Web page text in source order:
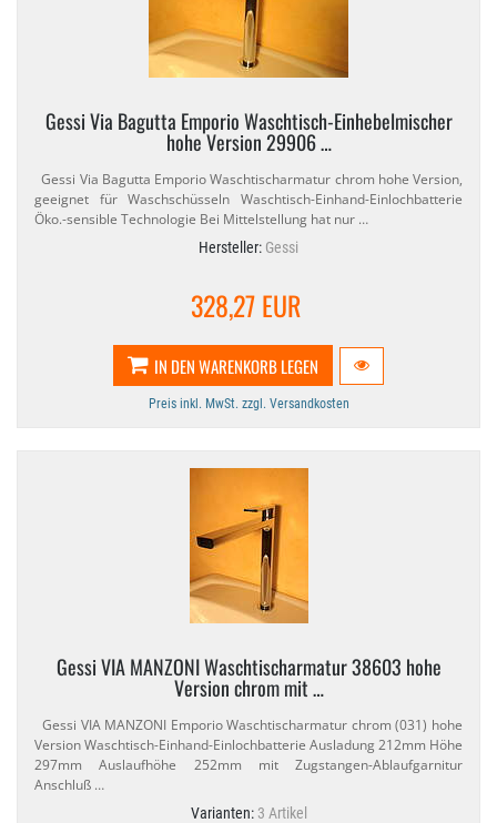
Gessi Via Bagutta Emporio Waschtisch-​Einhebelmischer
hohe Version 29906 …
Gessi Via Bagutta Emporio Waschtischarmatur chrom hohe Version,
geeignet für Waschschüsseln Waschtisch-​Einhand-​Einlochbatterie
Öko.​-sensible Technologie Bei Mittelstellung hat nur …
Hersteller: Gessi
328,27 EUR
IN DEN WARENKORB LEGEN
Preis inkl. MwSt. zzgl. Versandkosten
Gessi VIA MANZONI Waschtischarmatur 38603 hohe
Version chrom mit …
Gessi VIA MANZONI Emporio Waschtischarmatur chrom (031) hohe
Version Waschtisch-​Einhand-​Einlochbatterie Ausladung 212mm Höhe
297mm Auslaufhöhe 252mm mit Zugstangen-​Ablaufgarnitur
Anschluß …
Varianten: 3 Artikel